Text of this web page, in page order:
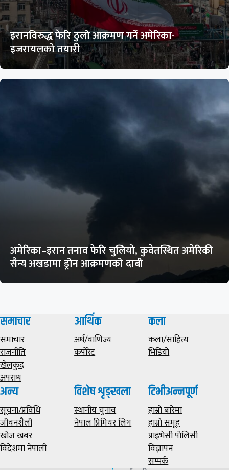
इरानविरुद्ध फेरि ठुलो आक्रमण गर्ने अमेरिका-
इजरायलको तयारी
अमेरिका–इरान तनाव फेरि चुलियो, कुवेतस्थित अमेरिकी
सैन्य अखडामा ड्रोन आक्रमणको दाबी
समाचार
समाचार
राजनीति
खेलकुद
अपराध
आर्थिक
अर्थ/वाणिज्य
कर्पोरेट
कला
कला/साहित्य
भिडियाे
अन्य
सूचना/प्रविधि
जीवनशैली
खोज खबर
विदेशमा नेपाली
विशेष शृङ्खला
स्थानीय चुनाव
नेपाल प्रिमियर लिग
टिभीअन्नपूर्ण
हाम्राे बारेमा
हाम्राे समूह
प्राइभेसी पाेलिसी
विज्ञापन
सम्पर्क